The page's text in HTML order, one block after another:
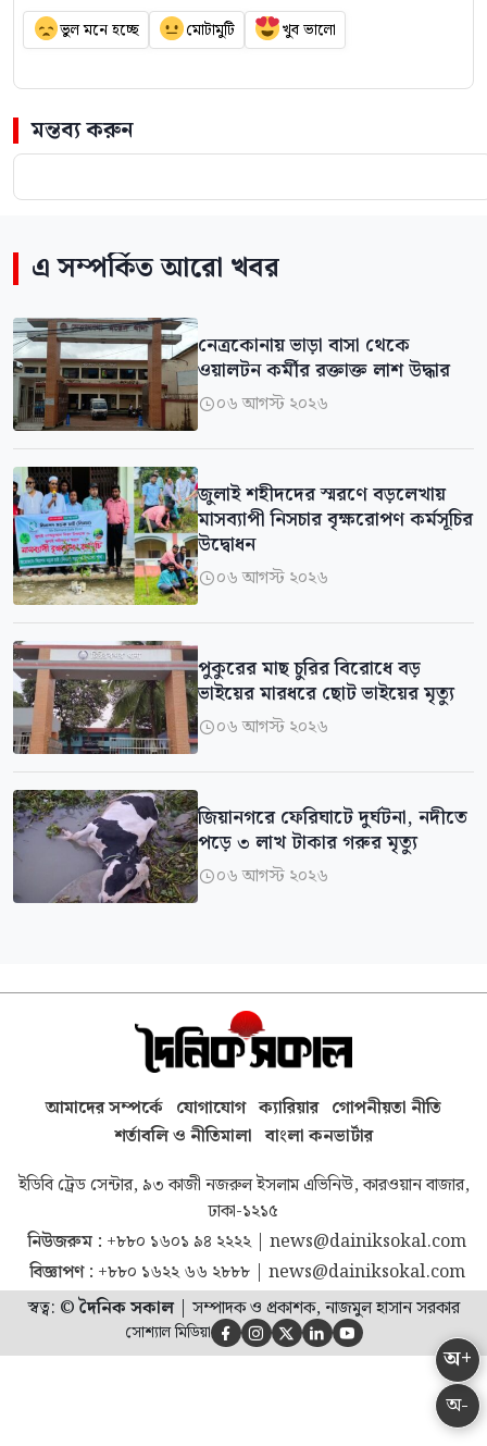
ভুল মনে হচ্ছে মোটামুটি খুব ভালো
মন্তব্য করুন
এ সম্পর্কিত আরো খবর
নেত্রকোনায় ভাড়া বাসা থেকে
ওয়ালটন কর্মীর রক্তাক্ত লাশ উদ্ধার
০৬ আগস্ট ২০২৬
জুলাই শহীদদের স্মরণে বড়লেখায়
মাসব্যাপী নিসচার বৃক্ষরোপণ কর্মসূচির
উদ্বোধন
০৬ আগস্ট ২০২৬
পুকুরের মাছ চুরির বিরোধে বড়
ভাইয়ের মারধরে ছোট ভাইয়ের মৃত্যু
০৬ আগস্ট ২০২৬
জিয়ানগরে ফেরিঘাটে দুর্ঘটনা, নদীতে
পড়ে ৩ লাখ টাকার গরুর মৃত্যু
০৬ আগস্ট ২০২৬
অ-
অ+
আমাদের সম্পর্কে যোগাযোগ ক্যারিয়ার গোপনীয়তা নীতি
শর্তাবলি ও নীতিমালা বাংলা কনভার্টার
ইডিবি ট্রেড সেন্টার, ৯৩ কাজী নজরুল ইসলাম এভিনিউ, কারওয়ান বাজার,
ঢাকা-১২১৫
নিউজরুম : +৮৮০ ১৬০১ ৯৪ ২২২২| news@dainiksokal.com
বিজ্ঞাপণ : +৮৮০ ১৬২২ ৬৬ ২৮৮৮| news@dainiksokal.com
স্বত্ব: ©দৈনিক সকাল| সম্পাদক ও প্রকাশক, নাজমুল হাসান সরকার
সোশ্যাল মিডিয়া     